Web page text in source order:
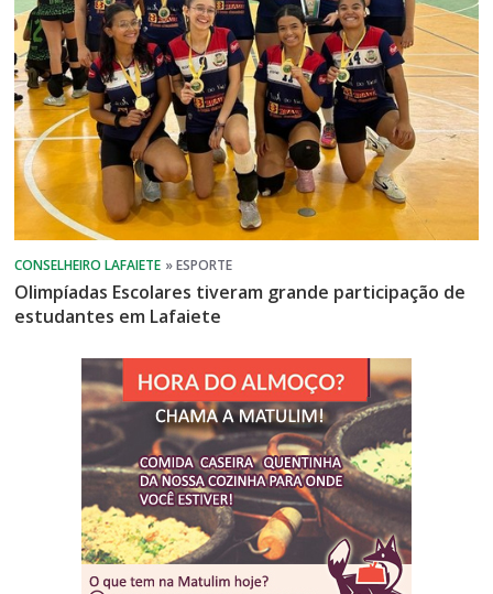
Olimpíadas Escolares tiveram grande participação de
estudantes em Lafaiete